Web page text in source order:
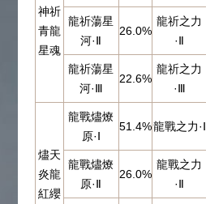
神祈
青龍
星魂
龍祈蕩星
河·Ⅱ
26.0%
龍祈之力
·Ⅱ
龍祈蕩星
河·Ⅲ
22.6%
龍祈之力
·Ⅲ
燼天
炎龍
紅纓
龍戰燼燎
原·Ⅰ
51.4%龍戰之力·Ⅰ
龍戰燼燎
原·Ⅱ
26.0%
龍戰之力
·Ⅱ